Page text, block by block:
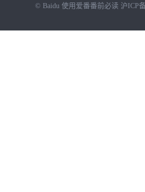
© Baidu 使用爱番番前必读 沪ICP